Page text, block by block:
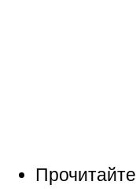
Прочитайте